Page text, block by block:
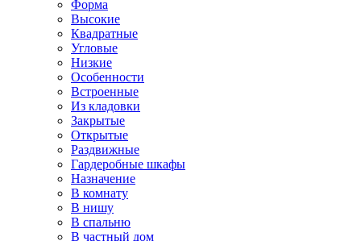
Форма
Высокие
Квадратные
Угловые
Низкие
Особенности
Встроенные
Из кладовки
Закрытые
Открытые
Раздвижные
Гардеробные шкафы
Назначение
В комнату
В нишу
В спальню
В частный дом